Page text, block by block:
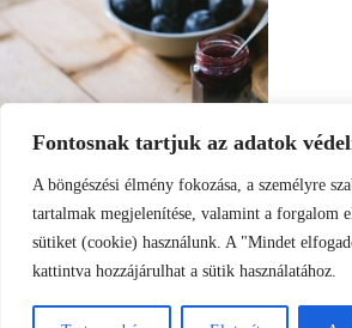
Fontosnak tartjuk az adatok
A böngészési élmény fokozása, a személyre
tartalmak megjelenítése, valamint a forgalom
sütiket (cookie) használunk. A "Mindet
kattintva hozzájárulhat a sütik használatához.